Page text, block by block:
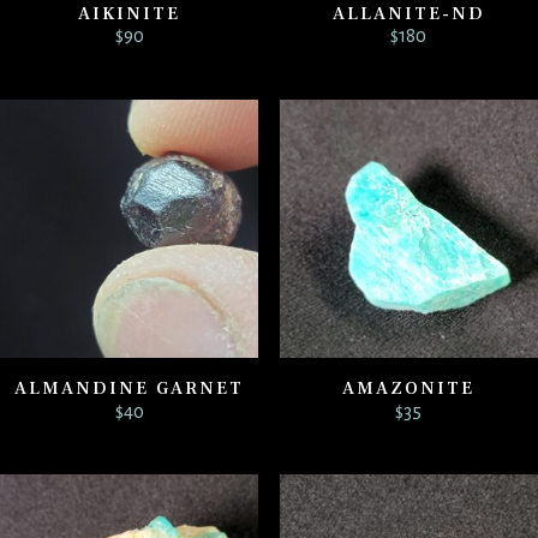
AIKINITE
$90
ALLANITE-ND
$180
ALMANDINE GARNET
$40
AMAZONITE
$35